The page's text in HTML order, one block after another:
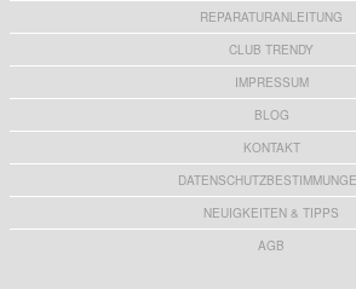
REPARATURANLEITUNG
CLUB TRENDY
IMPRESSUM
BLOG
KONTAKT
NEUIGKEITEN & TIPPS
AGB